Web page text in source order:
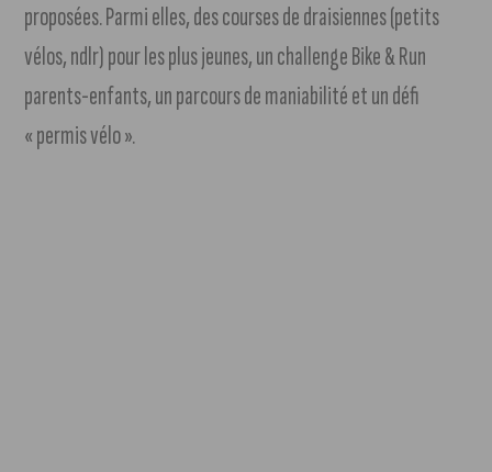
proposées. Parmi elles, des courses de draisiennes (petits
vélos, ndlr) pour les plus jeunes, un challenge Bike & Run
parents-enfants, un parcours de maniabilité et un défi
« permis vélo ».